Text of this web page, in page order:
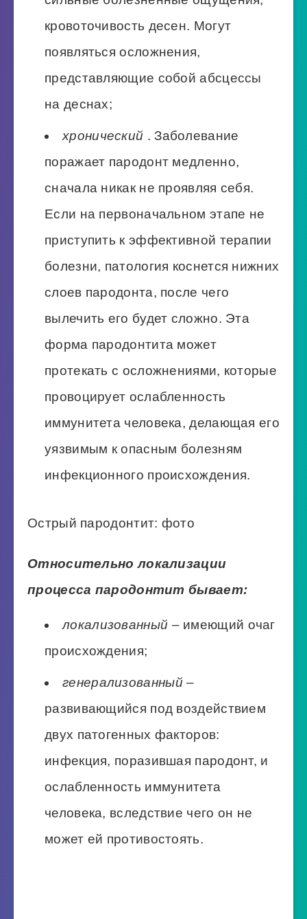
кровоточивость десен. Могут
появляться осложнения,
представляющие собой абсцессы
на деснах;
хронический . Заболевание
поражает пародонт медленно,
сначала никак не проявляя себя.
Если на первоначальном этапе не
приступить к эффективной терапии
болезни, патология коснется нижних
слоев пародонта, после чего
вылечить его будет сложно. Эта
форма пародонтита может
протекать с осложнениями, которые
провоцирует ослабленность
иммунитета человека, делающая его
уязвимым к опасным болезням
инфекционного происхождения.
Острый пародонтит: фото
Относительно локализации
процесса пародонтит бывает:
локализованный – имеющий очаг
происхождения;
генерализованный –
развивающийся под воздействием
двух патогенных факторов:
инфекция, поразившая пародонт, и
ослабленность иммунитета
человека, вследствие чего он не
может ей противостоять.